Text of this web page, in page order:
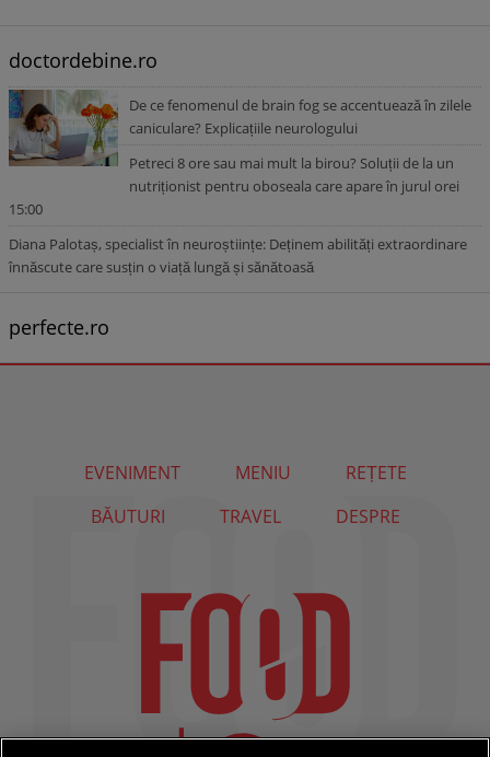
doctordebine.ro
De ce fenomenul de brain fog se accentuează în zilele
caniculare? Explicațiile neurologului
Petreci 8 ore sau mai mult la birou? Soluții de la un
nutriționist pentru oboseala care apare în jurul orei
15:00
Diana Palotaș, specialist în neuroștiințe: Deținem abilități extraordinare
înnăscute care susțin o viață lungă și sănătoasă
perfecte.ro
EVENIMENT MENIU
REȚETE
BĂUTURI
TRAVEL DESPRE